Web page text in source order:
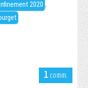
2020 ,
1